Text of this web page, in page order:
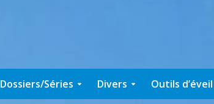
Dossiers/Séries Divers Outils d’éveil